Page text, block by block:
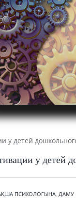
у детей
ПСИХОЛОГЫНА ДАМУ